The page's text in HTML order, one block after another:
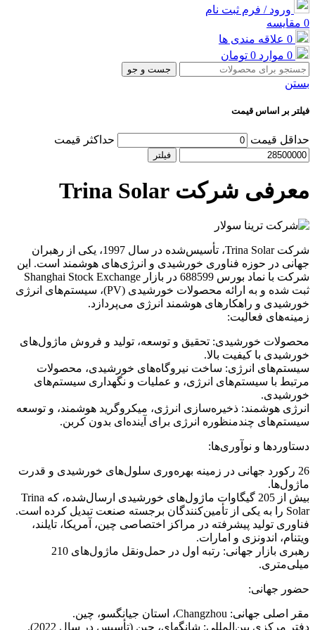
ورود / فرم ثبت نام
0 مقایسه
0 علاقه مندی ها
0 موارد 0 تومان
جست و جو
بستن
فیلتر بر اساس قیمت
حداقل قیمت حداکثر قیمت
فیلتر
معرفی شرکت Trina Solar
شرکت Trina Solar، تأسیس‌شده در سال 1997، یکی از رهبران
جهانی در حوزه فناوری خورشیدی و انرژی‌های هوشمند است. این
شرکت با نماد بورس 688599 در بازار Shanghai Stock Exchange
ثبت شده و به ارائه محصولات خورشیدی (PV)، سیستم‌های انرژی
خورشیدی و راهکارهای هوشمند انرژی می‌پردازد.
زمینه‌های فعالیت:
محصولات خورشیدی: تحقیق و توسعه، تولید و فروش ماژول‌های
خورشیدی با کیفیت بالا.
سیستم‌های انرژی: ساخت نیروگاه‌های خورشیدی، محصولات
مرتبط با سیستم‌های انرژی، و عملیات و نگهداری سیستم‌های
خورشیدی.
انرژی هوشمند: ذخیره‌سازی انرژی، میکروگرید هوشمند، و توسعه
سیستم‌های چندمنظوره انرژی برای آینده‌ای بدون کربن.
دستاوردها و نوآوری‌ها:
26 رکورد جهانی در زمینه بهره‌وری سلول‌های خورشیدی و قدرت
ماژول‌ها.
بیش از 205 گیگاوات ماژول‌های خورشیدی ارسال‌شده، که Trina
Solar را به یکی از تأمین‌کنندگان برجسته صنعت تبدیل کرده است.
فناوری تولید پیشرفته در مراکز اختصاصی چین، آمریکا، تایلند،
ویتنام، اندونزی و امارات.
رهبری بازار جهانی: رتبه اول در حمل‌ونقل ماژول‌های 210
میلی‌متری.
حضور جهانی:
مقر اصلی جهانی: Changzhou، استان جیانگسو، چین.
دفتر مرکزی بین‌المللی: شانگهای، چین (تأسیس در سال 2022).